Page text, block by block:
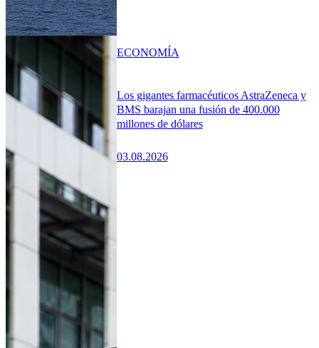
Los gigantes farmacéuticos AstraZeneca y
BMS barajan una fusión de 400.000
millones de dólares
03.08.2026
ECONOMÍA